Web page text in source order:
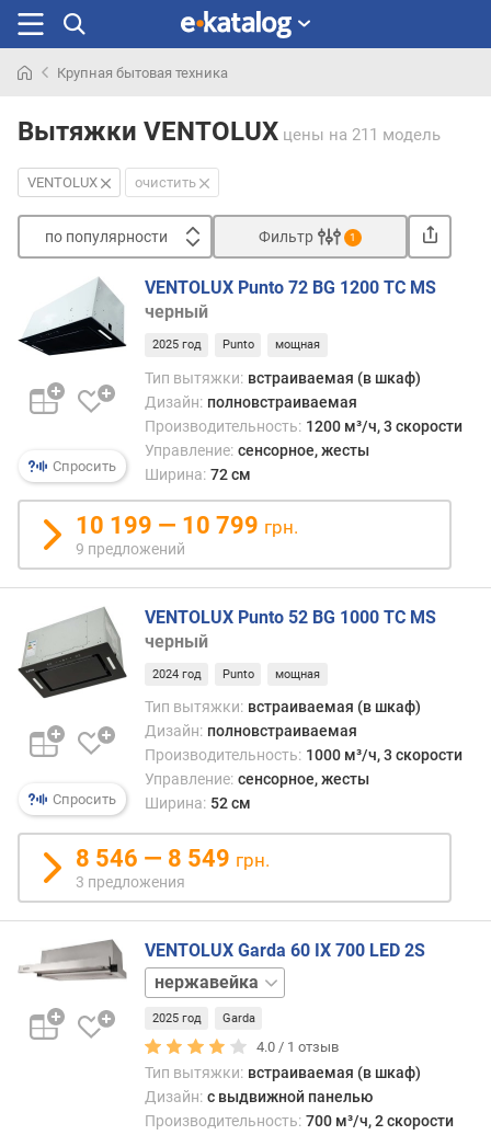
раньше
Крупная бытовая техника
Вытяжки VENTOLUX цены на 211 модель
VENTOLUX очистить
по популярности
п
о
п
у
я
р
о
т
д
ш
е
ы
х
к
д
о
р
о
г
м
Фильтр 1
Спросить
VENTOLUX Punto 72 BG 1200 TC MS
черный
2025 год Punto мощная
Тип вытяжки: встраиваемая (в шкаф)
Дизайн: полновстраиваемая
Производительность: 1200 м³/ч, 3 скорости
Управление: сенсорное, жесты
Ширина: 72 см
10 199 — 10 799 грн.
9 предложений
Спросить
VENTOLUX Punto 52 BG 1000 TC MS
черный
2024 год Punto мощная
Тип вытяжки: встраиваемая (в шкаф)
Дизайн: полновстраиваемая
Производительность: 1000 м³/ч, 3 скорости
Управление: сенсорное, жесты
Ширина: 52 см
8 546 — 8 549 грн.
3 предложения
VENTOLUX Garda 60 IX 700 LED 2S
белый
черный
2025 год Garda
4.0 / 1 отзыв
Тип вытяжки: встраиваемая (в шкаф)
Дизайн: с выдвижной панелью
Производительность: 700 м³/ч, 2 скорости